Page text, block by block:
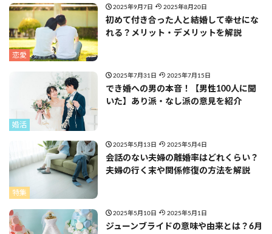
恋愛
2025年9月7日 2025年8月20日
初めて付き合った人と結婚して幸せにな
れる？メリット・デメリットを解説
婚活
2025年7月31日 2025年7月15日
でき婚への男の本音！【男性100人に聞
いた】あり派・なし派の意見を紹介
特集
2025年5月13日 2025年5月4日
会話のない夫婦の離婚率はどれくらい？
夫婦の行く末や関係修復の方法を解説
2025年5月10日 2025年5月1日
ジューンブライドの意味や由来とは？6月